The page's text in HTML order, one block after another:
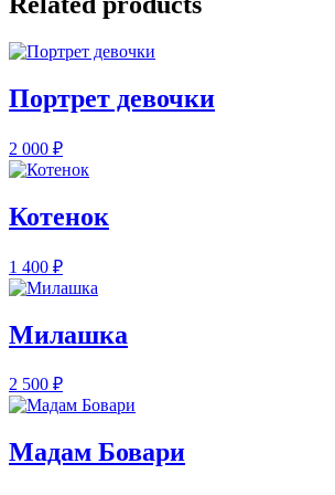
Портрет девочки
2 000 ₽
Котенок
1 400 ₽
Милашка
2 500 ₽
Мадам Бовари